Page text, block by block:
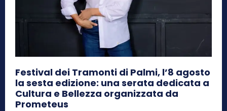
Festival dei Tramonti di Palmi, l’8 agosto
la sesta edizione: una serata dedicata a
Cultura e Bellezza organizzata da
Prometeus